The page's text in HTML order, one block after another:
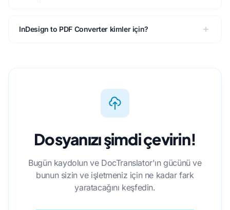
InDesign to PDF Converter kimler için?
Dosyanızı şimdi çevirin!
Bugün kaydolun ve DocTranslator'ın gücünü ve
bunun sizin ve işletmeniz için ne kadar fark
yaratacağını keşfedin.